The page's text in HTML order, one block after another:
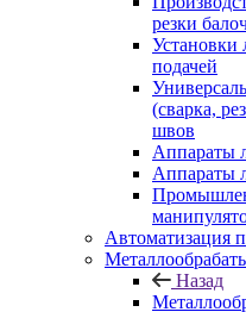
резки
Установки
подачей
(сварка,
швов
Аппараты
Аппараты
Автоматизация
Назад